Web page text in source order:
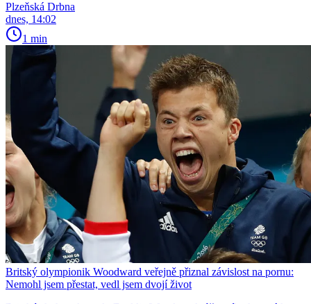
Plzeňská Drbna
dnes, 14:02
1 min
Britský olympionik Woodward veřejně přiznal závislost na pornu:
Nemohl jsem přestat, vedl jsem dvojí život